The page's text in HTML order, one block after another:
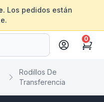
Los pedidos están
Cart
0
Rodillos De
Transferencia